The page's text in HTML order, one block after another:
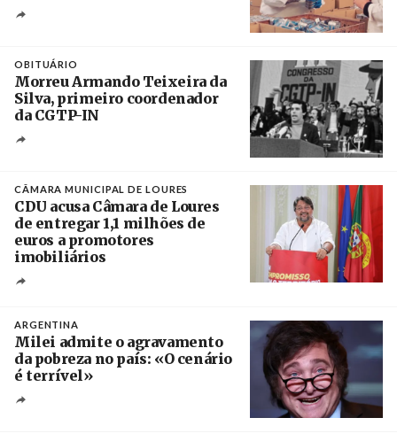
OBITUÁRIO
Morreu Armando Teixeira da
Silva, primeiro coordenador
da CGTP-IN
CÂMARA MUNICIPAL DE LOURES
CDU acusa Câmara de Loures
de entregar 1,1 milhões de
euros a promotores
imobiliários
ARGENTINA
Milei admite o agravamento
da pobreza no país: «O cenário
é terrível»